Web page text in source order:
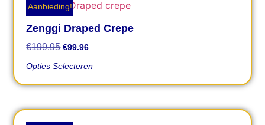
Aanbieding!
Zenggi Draped Crepe
€199.95 €99.96
Opties Selecteren